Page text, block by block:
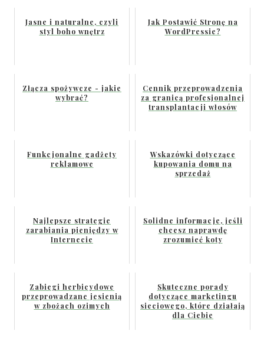
Jasne i naturalne, czyli
styl boho wnętrz
Jak Postawić Stronę na
WordPressie?
Złącza spożywcze - jakie
wybrać?
Cennik przeprowadzenia
za granicą profesjonalnej
transplantacji włosów
Funkcjonalne gadżety
reklamowe
Wskazówki dotyczące
kupowania domu na
sprzedaż
Najlepsze strategie
zarabiania pieniędzy w
Internecie
Solidne informacje, jeśli
chcesz naprawdę
zrozumieć koty
Zabiegi herbicydowe
przeprowadzane jesienią
w zbożach ozimych
Skuteczne porady
dotyczące marketingu
sieciowego, które działają
dla Ciebie